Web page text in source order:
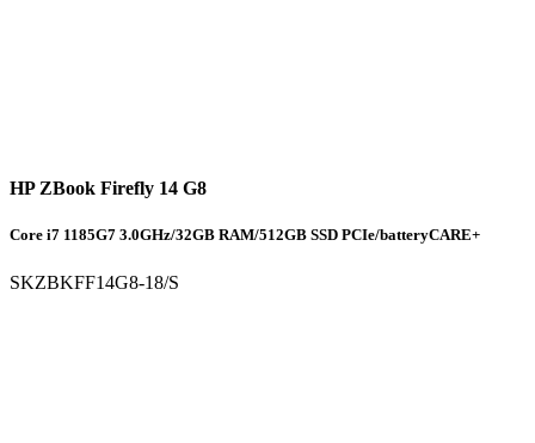
HP ZBook Firefly 14 G8
Core i7 1185G7 3.0GHz/32GB RAM/512GB SSD PCIe/batteryCARE+
SKZBKFF14G8-18/S